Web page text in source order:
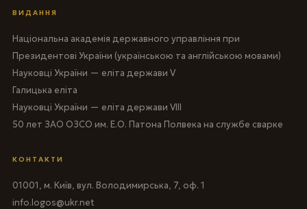
ВИДАННЯ
Національна академія державного управління при
Президентові України (українською та англійською мовами)
Науковці України — еліта держави V
Галицька еліта
Науковці України — еліта держави VIII
50 лет ЗАО ОЗСО им. Е.О. Патона Полвека на службе сварке
КОНТАКТИ
01001, м. Київ, вул. Володимирська, 7, оф. 1
info.logos@ukr.net